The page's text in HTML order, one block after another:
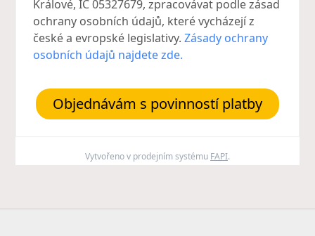
Králové, IČ 05327679, zpracovávat podle zásad
ochrany osobních údajů, které vycházejí z
české a evropské legislativy.Zásady ochrany
osobních údajů najdete zde.
Objednávám s povinností platby
Vytvořeno v prodejním systému FAPI.